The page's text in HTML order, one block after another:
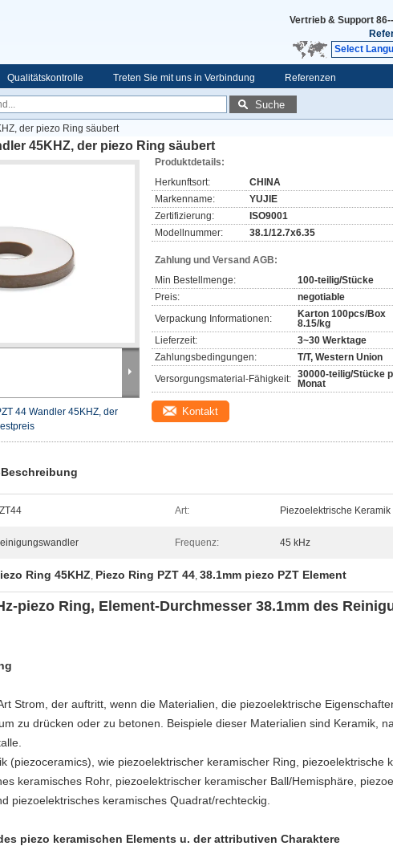
Vertrieb & Support
Select
Qualitätskontrolle Treten Sie mit uns in Verbindung Referenzen
Suche
der piezo Ring säubert
45KHZ, der piezo Ring säubert
44 Wandler 45KHZ, der
Produktdetails:
Herkunftsort:
CHINA
Markenname:
YUJIE
Zertifizierung:
ISO9001
Modellnummer:
38.1/12.7x6.35
Zahlung und Versand AGB:
Min Bestellmenge:
100-teilig/Stücke
Preis:
negotiable
Verpackung Informationen:
Karton 100pcs/Box
8.15/kg
Lieferzeit:
3~30 Werktage
Zahlungsbedingungen:
T/T, Western Union
Versorgungsmaterial-Fähigkeit: 30000-teilig/Stücke
Monat
Kontakt
Art: Piezoelektrische Keramik
Frequenz: 45 kHz
Ring 45KHZ, Piezo Ring PZT 44, 38.1mm piezo PZT Element
piezo Ring, Element-Durchmesser 38.1mm des
Strom, der auftritt, wenn die Materialien, die piezoelektrische
zu drücken oder zu betonen. Beispiele dieser Materialien sind Keramik,
(piezoceramics), wie piezoelektrischer keramischer Ring, piezoelektrische
keramisches Rohr, piezoelektrischer keramischer Ball/Hemisphäre,
piezoelektrisches keramisches Quadrat/rechteckig.
piezo keramischen Elements u. der attributiven Charaktere